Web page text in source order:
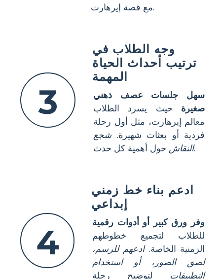
مع قصة إيرهارت.
3
وجه الطلاب في
ترتيب أحداث الحياة
المهمة
سهل جلسات عصف ذهني
صغيرة حيث يسرد الطلاب
معالم إيرهارت، مثل أول رحلة
فردية أو بعثات شهيرة. شجع
النقاشحول أهمية كل حدث.
4
ادعم بناء خط زمني
إبداعي
وفر ورق كبير أو أدوات رقمية
للطلاب لتجميع خطوطهم
الزمنية الخاصة.ادعهم للرسم،
لصق الصور، أو استخدام
التطبيقات لتوضيح رحلة